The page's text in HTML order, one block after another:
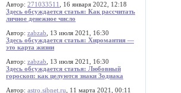
Автор: 271033511
, 16 января 2022, 12:18
Здесь обсуждается статья: Как рассчитать
личное денежное число
Автор: zabzab , 13 июля 2021, 16:30
Здесь обсуждается статья: Хиромантия —
это карта жизни
Автор: zabzab , 13 июля 2021, 16:30
Здесь обсуждается статья: Любовный
гороскоп: как целуются знаки Зодиака
Автор: astro.sibnet.ru , 11 марта 2021, 00:11